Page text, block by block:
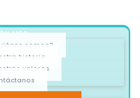
MDS
somos?
historia
valores